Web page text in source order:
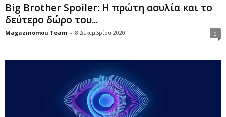
Big Brother Spoiler: Η πρώτη ασυλία και το
δεύτερο δώρο του...
Magazinomou Team - 8 Δεκεμβρίου 2020 0